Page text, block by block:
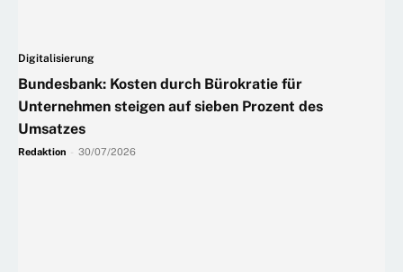
Digitalisierung
Bundesbank: Kosten durch Bürokratie für
Unternehmen steigen auf sieben Prozent des
Umsatzes
Redaktion 30/07/2026